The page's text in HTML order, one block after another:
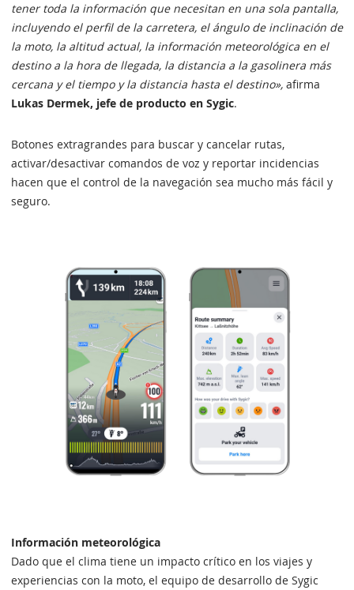
tener toda la información que necesitan en una sola pantalla,
incluyendo el perfil de la carretera, el ángulo de inclinación de
la moto, la altitud actual, la información meteorológica en el
destino a la hora de llegada, la distancia a la gasolinera más
cercana y el tiempo y la distancia hasta el destino», afirma
Lukas Dermek, jefe de producto en Sygic.
Botones extragrandes para buscar y cancelar rutas,
activar/desactivar comandos de voz y reportar incidencias
hacen que el control de la navegación sea mucho más fácil y
seguro.
Información meteorológica
Dado que el clima tiene un impacto crítico en los viajes y
experiencias con la moto, el equipo de desarrollo de Sygic